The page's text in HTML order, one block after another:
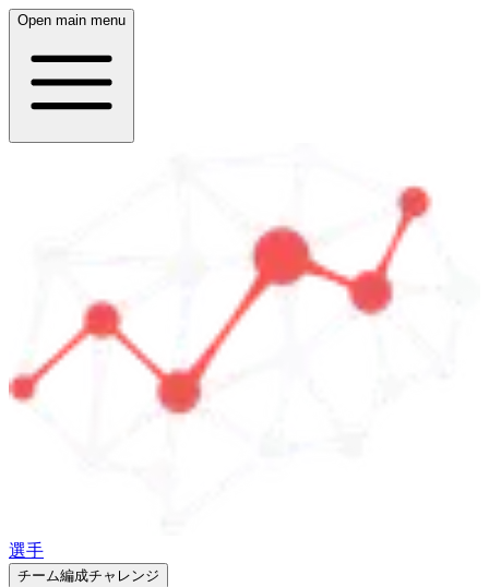
Open main menu
選手
チーム編成チャレンジ